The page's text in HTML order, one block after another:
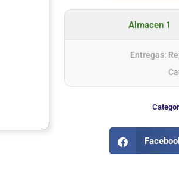
Almacen 1
Entregas: